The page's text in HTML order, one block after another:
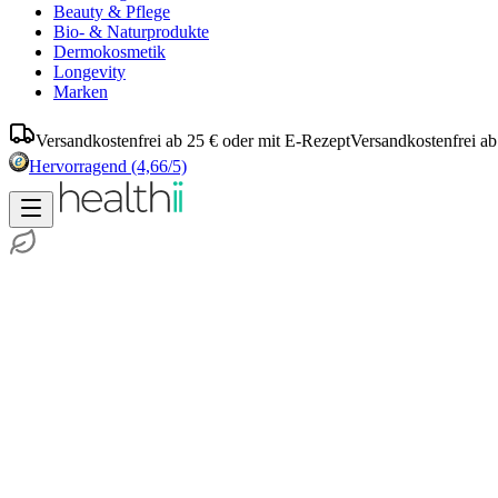
Beauty & Pflege
Bio- & Naturprodukte
Dermokosmetik
Longevity
Marken
Versandkostenfrei ab 25 € oder mit E-RezeptVersandkostenfrei
Hervorragend (4,66/5)